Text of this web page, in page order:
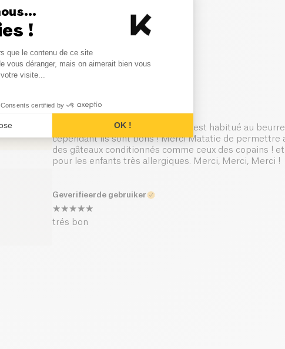
Reviews
Délicieux, ma fille est fan!
Geverifieerde gebruiker
Très bien, c'est sur que quand on est habitué au
cependant ils sont bons ! Merci Matatie de permettre
des gâteaux conditionnés comme ceux des copains !
pour les enfants très allergiques. Merci, Merci, Merci !
Geverifieerde gebruiker
trés bon
!
Platform:
que le contenu de ce site
vous déranger, mais on aimerait bien vous
visite...
Consents certified by
OK !
Axeptio consent